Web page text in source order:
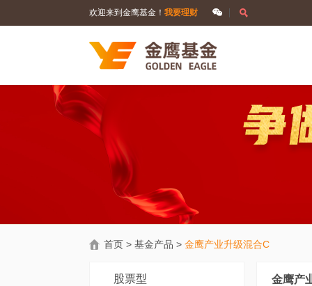
欢迎来到金鹰基金！ 我要理财
首页 > 基金产品 > 金鹰产业升级混合C
股票型 金鹰产